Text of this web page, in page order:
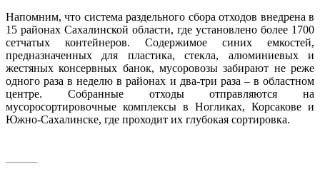
Напомним, что система раздельного сбора отходов внедрена в
15 районах Сахалинской области, где установлено более 1700
сетчатых контейнеров. Содержимое синих емкостей,
предназначенных для пластика, стекла, алюминиевых и
жестяных консервных банок, мусоровозы забирают не реже
одного раза в неделю в районах и два-три раза – в областном
центре. Собранные отходы отправляются на
мусоросортировочные комплексы в Ногликах, Корсакове и
Южно-Сахалинске, где проходит их глубокая сортировка.